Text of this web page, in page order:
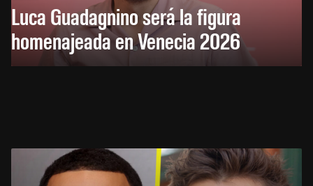
Luca Guadagnino será la figura
homenajeada en Venecia 2026